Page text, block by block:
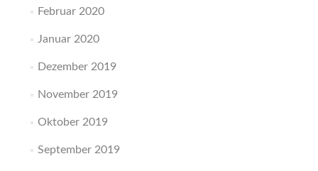
Februar 2020
Januar 2020
Dezember 2019
November 2019
Oktober 2019
September 2019